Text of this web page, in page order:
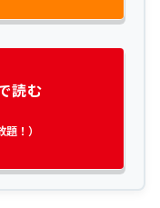
読む
！）